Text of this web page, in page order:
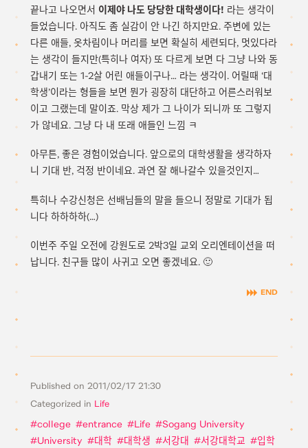
끝나고 나오면서 이제야 나도 당당한 대학생이다! 라는 생각이
들었습니다. 아직도 좀 실감이 안 나긴 하지만요. 주변에 있는
다른 애들, 옷차림이나 머리를 보면 확실히 세련되다, 멋있다라
는 생각이 들지만(특히나 여자) 또 다르게 보면 다 그냥 나와 동
갑내기 또는 1-2살 어린 애들이구나… 라는 생각이. 어릴때 ‘대
학생’이라는 형들을 보면 뭔가 굉장히 대단하고 어른스러워보
이고 그랬는데 말이죠. 막상 제가 그 나이가 되니까 또 그렇지
가 않네요. 그냥 다 내 또래 애들인 느낌 ㅋ
아무튼, 좋은 경험이었습니다. 앞으로의 대학생활을 생각하자
니 기대 반, 걱정 반이네요. 과연 잘 해나갈수 있을것인지…
특히나 수강신청은 선배님들의 말을 들으니 정말로 기대가 됩
니다 하하하하(…)
이번주 주일 오전에 강원도로 2박3일 교외 오리엔테이션을 떠
납니다. 친구들 많이 사귀고 오면 좋겠네요. 🙂
Published on 2011/02/17 21:30
Categorized in Life
college entrance Life
Sogang University
University
대학 대학생 서강대 서강대학교 입학